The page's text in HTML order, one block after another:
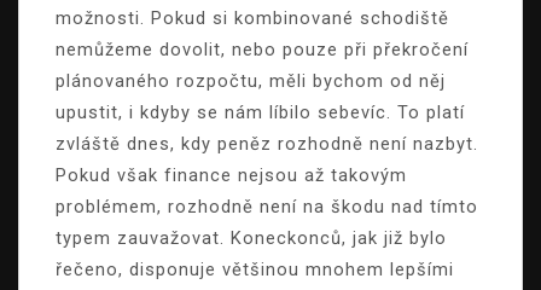
možnosti. Pokud si kombinované schodiště
nemůžeme dovolit, nebo pouze při překročení
plánovaného rozpočtu, měli bychom od něj
upustit, i kdyby se nám líbilo sebevíc. To platí
zvláště dnes, kdy peněz rozhodně není nazbyt.
Pokud však finance nejsou až takovým
problémem, rozhodně není na škodu nad tímto
typem zauvažovat. Koneckonců, jak již bylo
řečeno, disponuje většinou mnohem lepšími